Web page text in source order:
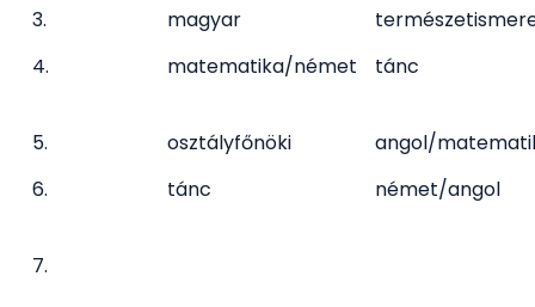
3.
magyar
4.
matematika/német tánc
5. osztályfőnöki
angol/
6.
tánc német/angol
7.